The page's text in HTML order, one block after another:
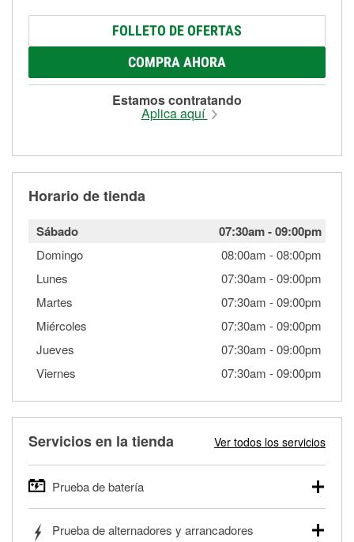
FOLLETO DE OFERTAS
COMPRA AHORA
Estamos contratando
Aplica aquí
Horario de tienda
Sábado 07:30am-09:00pm
Domingo 08:00am -08:00pm
Lunes
07:30am -09:00pm
Martes
07:30am -09:00pm
Miércoles
07:30am -09:00pm
Jueves
07:30am -09:00pm
Viernes
07:30am -09:00pm
Servicios en la tienda Ver todos los servicios
Prueba de batería
autos, camionetas, SUVs, vehículos comerciales y
Prueba de alternadores y arrancadores